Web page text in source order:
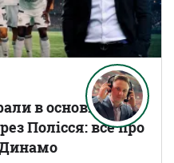
в основному
Полісся: все про
Динамо